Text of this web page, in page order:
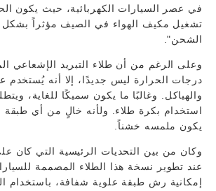
في عصر السيارات الكهربائية، حيث يكون
تشغيل مكيف الهواء في الصيف مؤثراً بشكل
الشحن".
وعلى الرغم من أن طلاء التبريد
درجات الحرارة ليس جديدًا، إلا أنه يُستخدم
والهياكل. وغالبًا ما يكون سميكًا للغاية،
استخدام بكرة طلاء. ولأنه خالٍ من أي طبقة
يكون ملمسه خشناً.
وكان من بين التحديات الرئيسية التي كان
عند تطوير نسخة هذا الطلاء المصممة
إمكانية رش طبقة علوية شفافة، باستخدام